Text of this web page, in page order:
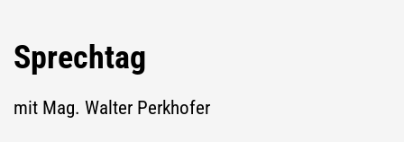
Sprechtag
mit Mag. Walter Perkhofer